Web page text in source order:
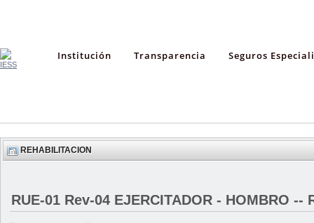
Institución Transparencia Seguros
REHABILITACION
RUE-01 Rev-04 EJERCITADOR - HOMBRO --